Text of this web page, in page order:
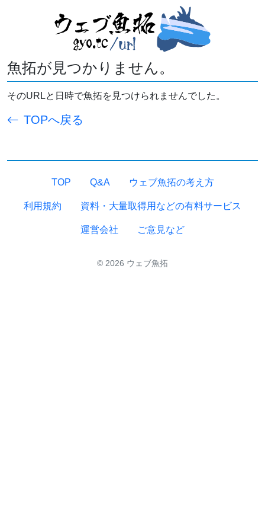
魚拓が見つかりません。
そのURLと日時で魚拓を見つけられませんでした。
TOPへ戻る
TOP Q&A ウェブ魚拓の考え方
利用規約 資料・大量取得用などの有料サービス
運営会社 ご意見など
© 2026 ウェブ魚拓